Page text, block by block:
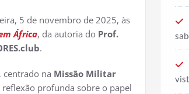
5 de novembro de 2025, às
África, da autoria do Prof.
.
centrado na Missão Militar
profunda sobre o papel